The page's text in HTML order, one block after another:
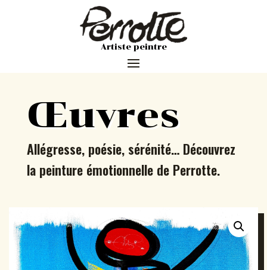
Artiste peintre
Œuvres
Allégresse, poésie, sérénité… Découvrez
la peinture émotionnelle de Perrotte.